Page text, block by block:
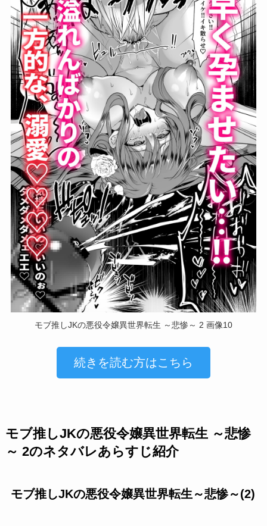
モブ推しJKの悪役令嬢異世界転生 ～悲惨～ 2 画像10
続きを読む方はこちら
モブ推しJKの悪役令嬢異世界転生 ～悲惨
～ 2のネタバレあらすじ紹介
モブ推しJKの悪役令嬢異世界転生～悲惨～(2)